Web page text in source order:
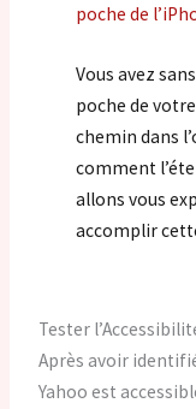
poche de
Vous avez
poche de
chemin dans
comment
allons vous
accomplir
Tester
Après avoir
Yahoo est